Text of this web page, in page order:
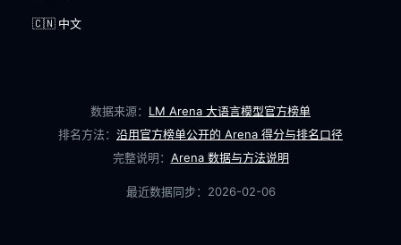
🇨🇳 中文
数据来源： LM Arena 大语言模型官方榜单
排名方法： 沿用官方榜单公开的 Arena 得分与排名口径
完整说明： Arena 数据与方法说明
最近数据同步： 2026-02-06